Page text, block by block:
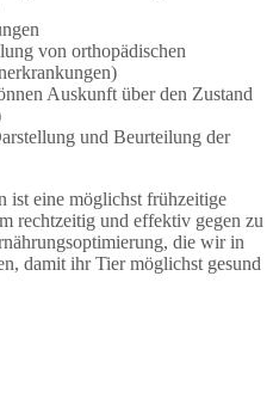
von orthopädischen
Auskunft über den Zustand
und Beurteilung der
ist eine möglichst frühzeitige
rechtzeitig und effektiv gegen zu
die wir in
damit ihr Tier möglichst gesund